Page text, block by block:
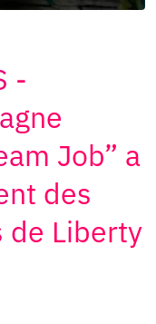
Job” a
des
de Liberty